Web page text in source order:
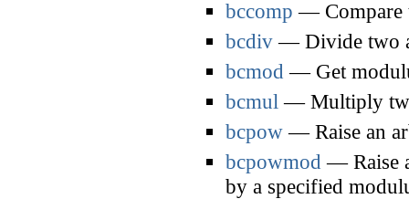
bccomp — Compare
bcdiv— Divide two
bcmod — Get
bcmul — Multiply
bcpow— Raise an
bcpowmod — Raise
by a specified